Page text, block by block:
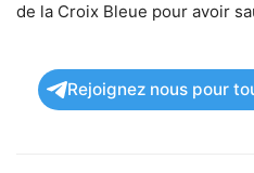
de la Croix Bleue pour avoir
Rejoignez nous pour